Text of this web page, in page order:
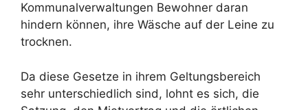
Kommunalverwaltungen Bewohner daran
hindern können, ihre Wäsche auf der Leine zu
trocknen.
Da diese Gesetze in ihrem Geltungsbereich
sehr unterschiedlich sind, lohnt es sich, die